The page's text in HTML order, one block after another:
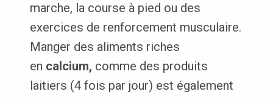
marche, la course à pied ou des
exercices de renforcement musculaire.
Manger des aliments riches
en calcium, comme des produits
laitiers (4 fois par jour) est également